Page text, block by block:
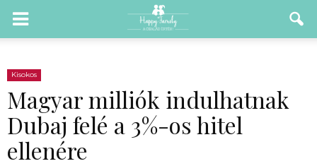
Kisokos
Magyar milliók indulhatnak
Dubaj felé a 3%-os hitel
ellenére